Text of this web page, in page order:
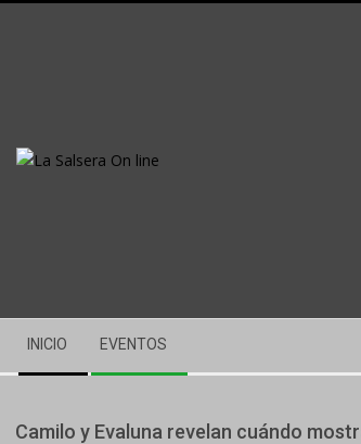
Navigation
Menu
INICIO EVENTOS
Camilo y Evaluna revelan cuándo